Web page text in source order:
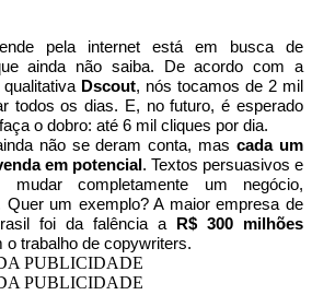
pela internet está em busca de
ainda não saiba. De acordo com a
Dscout, nós tocamos de 2 mil
todos os dias. E, no futuro, é esperado
o dobro: até 6 mil cliques por dia.
não se deram conta, mascada um
em potencial . Textos persuasivos e
mudar completamente um negócio,
Quer um exemplo? A maior empresa de
foi da falência a
R$ 300 milhões
o trabalho de copywriters.
PUBLICIDADE
PUBLICIDADE